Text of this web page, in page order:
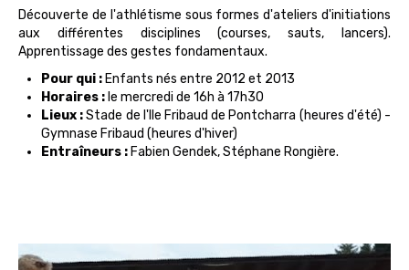
Découverte de l'athlétisme sous formes d'ateliers d'initiations
aux différentes disciplines (courses, sauts, lancers).
Apprentissage des gestes fondamentaux.
Pour qui : Enfants nés entre 2012 et 2013
Horaires : le mercredi de 16h à 17h30
Lieux :Stade de l'Ile Fribaud de Pontcharra (heures d'été) -
Gymnase Fribaud (heures d'hiver)
Entraîneurs : Fabien Gendek, Stéphane Rongière.